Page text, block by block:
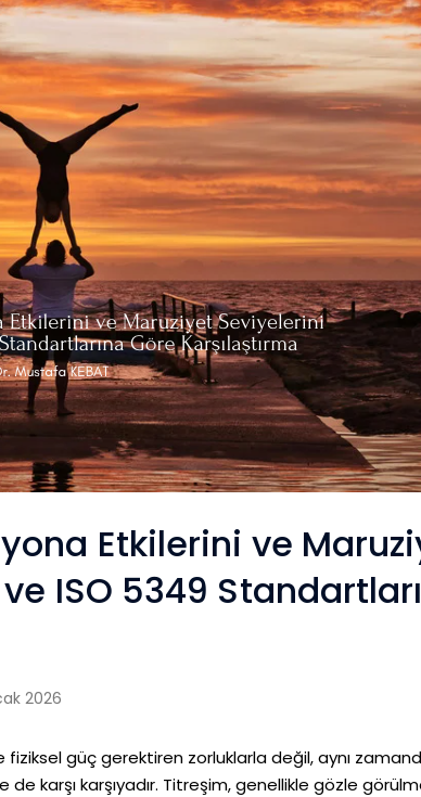
Etkilerini ve
ISO 5349
2026
güç gerektiren zorluklarla değil, aynı
karşı karşıyadır. Titreşim, genellikle gözle